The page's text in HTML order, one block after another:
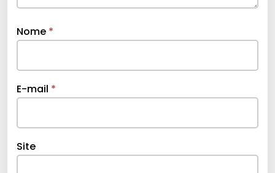
Nome *
E-mail *
Site